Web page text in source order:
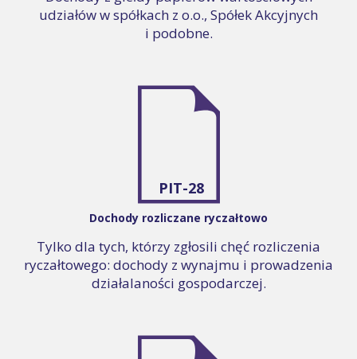
udziałów w spółkach z o.o., Spółek Akcyjnych
i podobne.
PIT-28
Dochody rozliczane ryczałtowo
Tylko dla tych, którzy zgłosili chęć rozliczenia
ryczałtowego: dochody z wynajmu i prowadzenia
działalaności gospodarczej.